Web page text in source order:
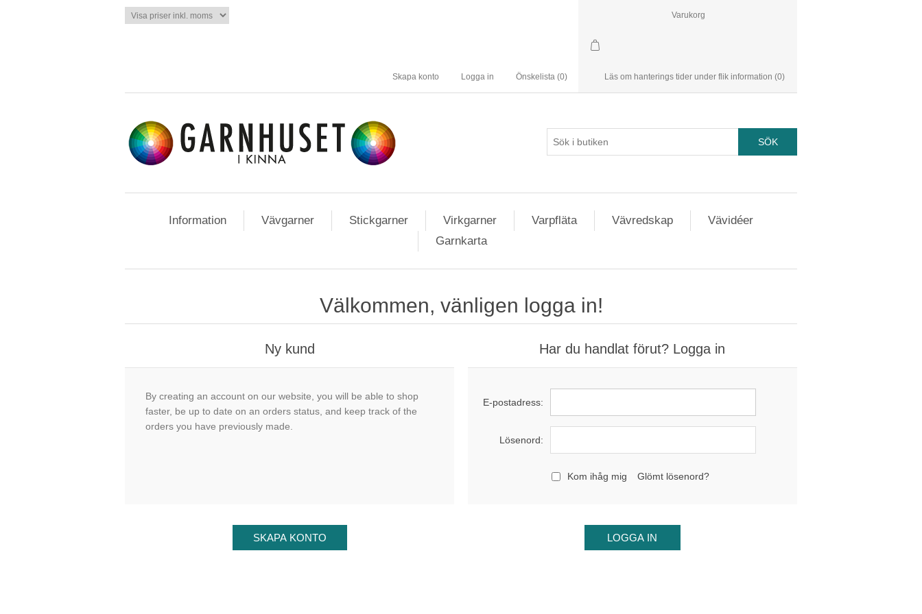
Skapa konto Logga in Önskelista (0)
Varukorg
Läs om hanterings tider under flik information (0)
Information Vävgarner Stickgarner Virkgarner Varpfläta Vävredskap
Vävidéer
Garnkarta
Välkommen, vänligen logga in!
Ny kund
By creating an account on our website, you will be able to shop
faster, be up to date on an orders status, and keep track of the
orders you have previously made.
Har du handlat förut? Logga in
E-postadress:
Lösenord:
Kom ihåg mig Glömt lösenord?